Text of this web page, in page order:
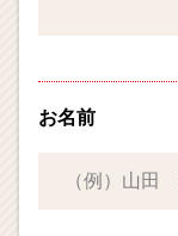
お名前